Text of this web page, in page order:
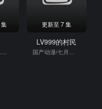
更新至 7 集
LV999的村民